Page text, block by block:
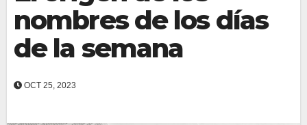
nombres de los días
de la semana
OCT 25, 2023